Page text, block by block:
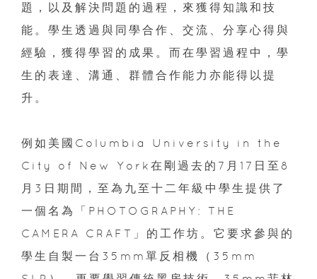
題，以及解決問題的過程，來獲得知識和技
能。學生透過與同學合作、交流、分享心得與
經驗，獲得學習的成果。而在學習過程中，學
生的表達、溝通、群體合作能力亦能得以提
升。
例如美國Columbia University in the
City of New York在剛過去的7月17日至8
月3日期間，至為九至十二年級中學生提供了
一個名為「PHOTOGRAPHY: THE
CAMERA CRAFT」的工作坊。它要求參與的
學生自製一台35mm單反相機（35mm